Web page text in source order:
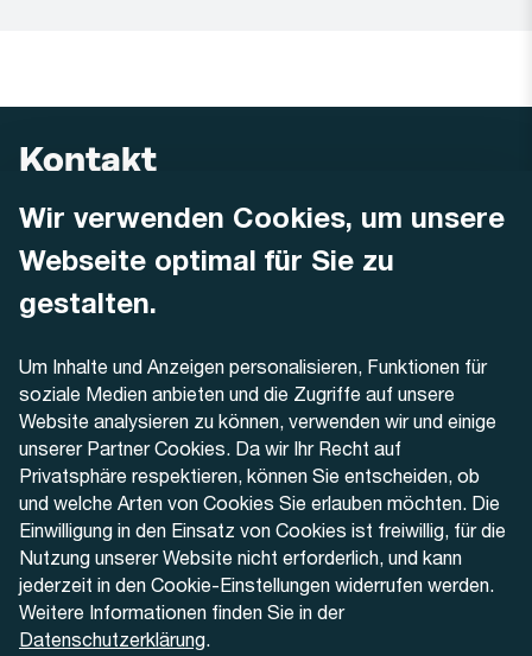
Wir verwenden Cookies, um unsere
Webseite optimal für Sie zu
gestalten.
Um Inhalte und Anzeigen personalisieren, Funktionen für
soziale Medien anbieten und die Zugriffe auf unsere
Website analysieren zu können, verwenden wir und einige
unserer Partner Cookies. Da wir Ihr Recht auf
Privatsphäre respektieren, können Sie entscheiden, ob
und welche Arten von Cookies Sie erlauben möchten. Die
Einwilligung in den Einsatz von Cookies ist freiwillig, für die
Nutzung unserer Website nicht erforderlich, und kann
jederzeit in den Cookie-Einstellungen widerrufen werden.
Weitere Informationen finden Sie in der
Datenschutzerklärung.
Kontakt
AREMO
Dornacherstrasse 48
4500 Solothurn
+41 32 622 37 22
Kontaktformular
Aktuell
Medien